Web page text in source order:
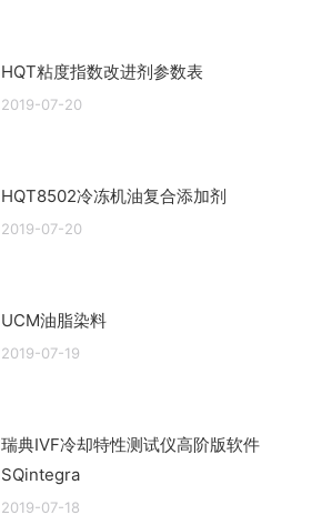
HQT粘度指数改进剂参数表
2019-07-20
HQT8502冷冻机油复合添加剂
2019-07-20
UCM油脂染料
2019-07-19
瑞典IVF冷却特性测试仪高阶版软件
SQintegra
2019-07-18